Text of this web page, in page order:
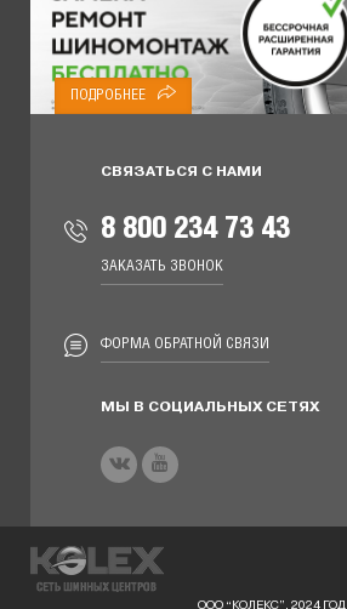
ПОДРОБНЕЕ
СВЯЗАТЬСЯ С НАМИ
8 800 234 73 43
ЗАКАЗАТЬ ЗВОНОК
ФОРМА ОБРАТНОЙ СВЯЗИ
МЫ В СОЦИАЛЬНЫХ СЕТЯХ
ООО “КОЛЕКС”, 2024 ГОД